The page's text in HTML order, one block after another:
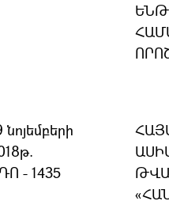
նոյեմբերի
- 1435